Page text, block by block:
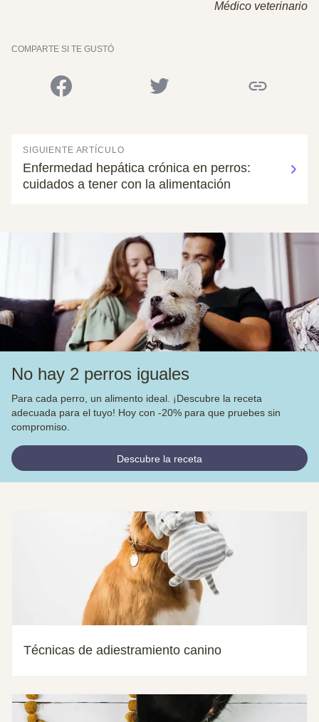
Médico veterinario
COMPARTE SI TE GUSTÓ
SIGUIENTE ARTÍCULO
Enfermedad hepática crónica en perros:
cuidados a tener con la alimentación
No hay 2 perros iguales
Para cada perro, un alimento ideal. ¡Descubre la receta
adecuada para el tuyo! Hoy con -20% para que pruebes sin
compromiso.
Descubre la receta
Técnicas de adiestramiento canino